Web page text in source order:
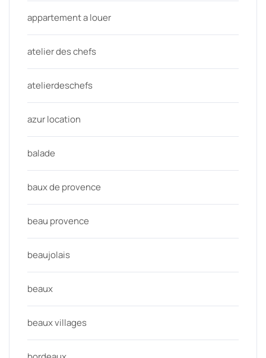
appartement a louer
atelier des chefs
atelierdeschefs
azur location
balade
baux de provence
beau provence
beaujolais
beaux
beaux villages